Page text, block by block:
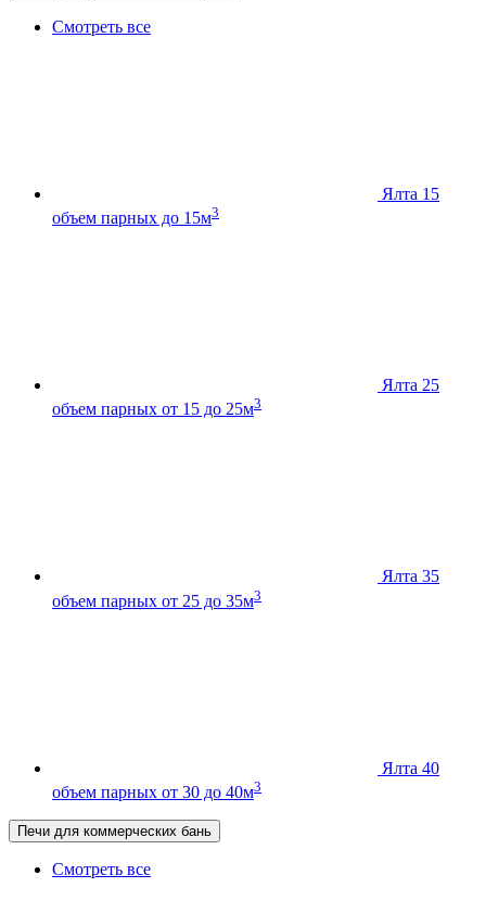
Смотреть все
Ялта 15
объем парных до 15м3
Ялта 25
объем парных от 15 до 25м3
Ялта 35
объем парных от 25 до 35м3
Ялта 40
объем парных от 30 до 40м3
Печи для коммерческих бань
Смотреть все